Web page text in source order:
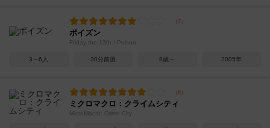
ポイズン
Friday the 13th / Poison
3～6人 30分前後 8歳～ 2005年
ミクロマクロ：クライムシティ
MicroMacro: Crime City